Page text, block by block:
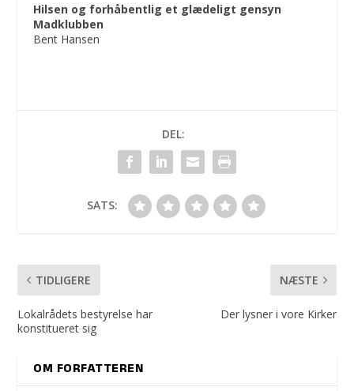
Hilsen og forhåbentlig et glædeligt gensyn
Madklubben
Bent Hansen
DEL:
SATS:
TIDLIGERE
Lokalrådets bestyrelse har
konstitueret sig
NÆSTE
Der lysner i vore Kirker
OM FORFATTEREN